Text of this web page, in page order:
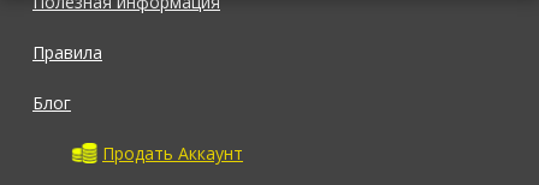
Правила
Блог
Продать Аккаунт